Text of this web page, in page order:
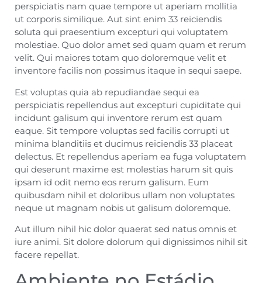
perspiciatis nam quae tempore ut aperiam mollitia
ut corporis similique. Aut sint enim 33 reiciendis
soluta qui praesentium excepturi qui voluptatem
molestiae. Quo dolor amet sed quam quam et rerum
velit. Qui maiores totam quo doloremque velit et
inventore facilis non possimus itaque in sequi saepe.
Est voluptas quia ab repudiandae sequi ea
perspiciatis repellendus aut excepturi cupiditate qui
incidunt galisum qui inventore rerum est quam
eaque. Sit tempore voluptas sed facilis corrupti ut
minima blanditiis et ducimus reiciendis 33 placeat
delectus. Et repellendus aperiam ea fuga voluptatem
qui deserunt maxime est molestias harum sit quis
ipsam id odit nemo eos rerum galisum. Eum
quibusdam nihil et doloribus ullam non voluptates
neque ut magnam nobis ut galisum doloremque.
Aut illum nihil hic dolor quaerat sed natus omnis et
iure animi. Sit dolore dolorum qui dignissimos nihil sit
facere repellat.